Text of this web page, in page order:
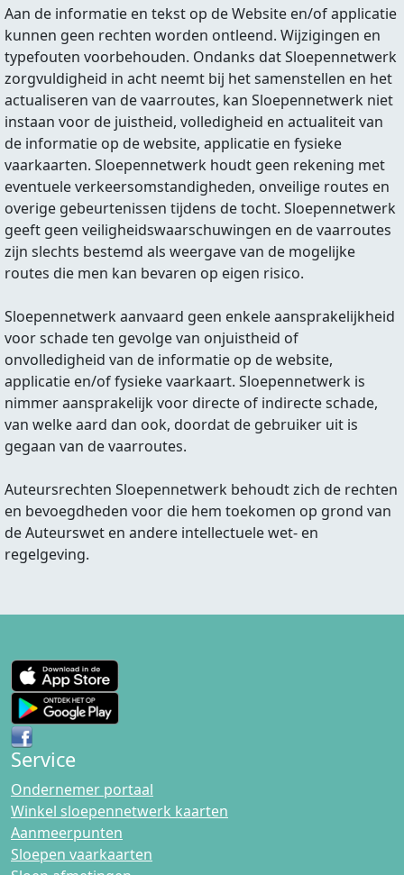
Aan de informatie en tekst op de Website en/of applicatie
kunnen geen rechten worden ontleend. Wijzigingen en
typefouten voorbehouden. Ondanks dat Sloepennetwerk
zorgvuldigheid in acht neemt bij het samenstellen en het
actualiseren van de vaarroutes, kan Sloepennetwerk niet
instaan voor de juistheid, volledigheid en actualiteit van
de informatie op de website, applicatie en fysieke
vaarkaarten. Sloepennetwerk houdt geen rekening met
eventuele verkeersomstandigheden, onveilige routes en
overige gebeurtenissen tijdens de tocht. Sloepennetwerk
geeft geen veiligheidswaarschuwingen en de vaarroutes
zijn slechts bestemd als weergave van de mogelijke
routes die men kan bevaren op eigen risico.
Sloepennetwerk aanvaard geen enkele aansprakelijkheid
voor schade ten gevolge van onjuistheid of
onvolledigheid van de informatie op de website,
applicatie en/of fysieke vaarkaart. Sloepennetwerk is
nimmer aansprakelijk voor directe of indirecte schade,
van welke aard dan ook, doordat de gebruiker uit is
gegaan van de vaarroutes.
Auteursrechten Sloepennetwerk behoudt zich de rechten
en bevoegdheden voor die hem toekomen op grond van
de Auteurswet en andere intellectuele wet- en
regelgeving.
Service
Ondernemer portaal
Winkel sloepennetwerk kaarten
Aanmeerpunten
Sloepen vaarkaarten